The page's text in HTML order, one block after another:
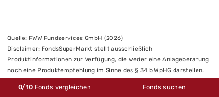
0/10 Fonds vergleichen Fonds suchen
Quelle: FWW Fundservices GmbH (2026)
Disclaimer: FondsSuperMarkt stellt ausschließlich
Produktinformationen zur Verfügung, die weder eine Anlageberatung
noch eine Produktempfehlung im Sinne des § 34 b WpHG darstellen.
Quellen. FondsSuperMarkt übernimmt keine Haftung für die